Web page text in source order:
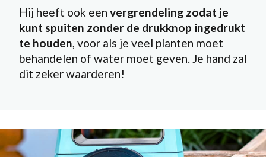
Hij heeft ook een vergrendeling zodat je
kunt spuiten zonder de drukknop ingedrukt
te houden, voor als je veel planten moet
behandelen of water moet geven. Je hand zal
dit zeker waarderen!